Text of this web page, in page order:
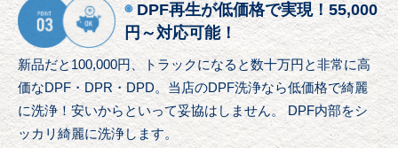
◉DPF再生が低価格で実現！55,000
円～対応可能！
新品だと100,000円、トラックになると数十万円と非常に高
価なDPF・DPR・DPD。 当店のDPF洗浄なら低価格で綺麗
に洗浄！安いからといって妥協はしません。 DPF内部をシ
ッカリ綺麗に洗浄します。